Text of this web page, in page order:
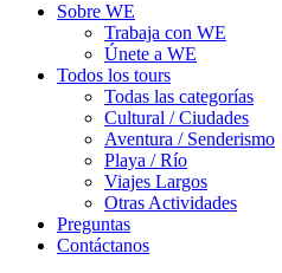
Sobre WE
Trabaja con WE
Únete a WE
Todos los tours
Todas las categorías
Cultural / Ciudades
Aventura / Senderismo
Playa / Río
Viajes Largos
Otras Actividades
Preguntas
Contáctanos